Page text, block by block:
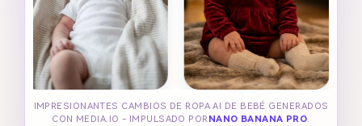
IMPRESIONANTES CAMBIOS DE ROPA AI DE BEBÉ GENERADOS
CON MEDIA.IO - IMPULSADO POR NANO BANANA PRO.